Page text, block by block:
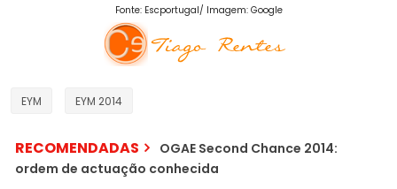
Fonte: Escportugal/ Imagem: Google
EYM EYM 2014
RECOMENDADAS
OGAE Second Chance 2014:
ordem de actuação conhecida